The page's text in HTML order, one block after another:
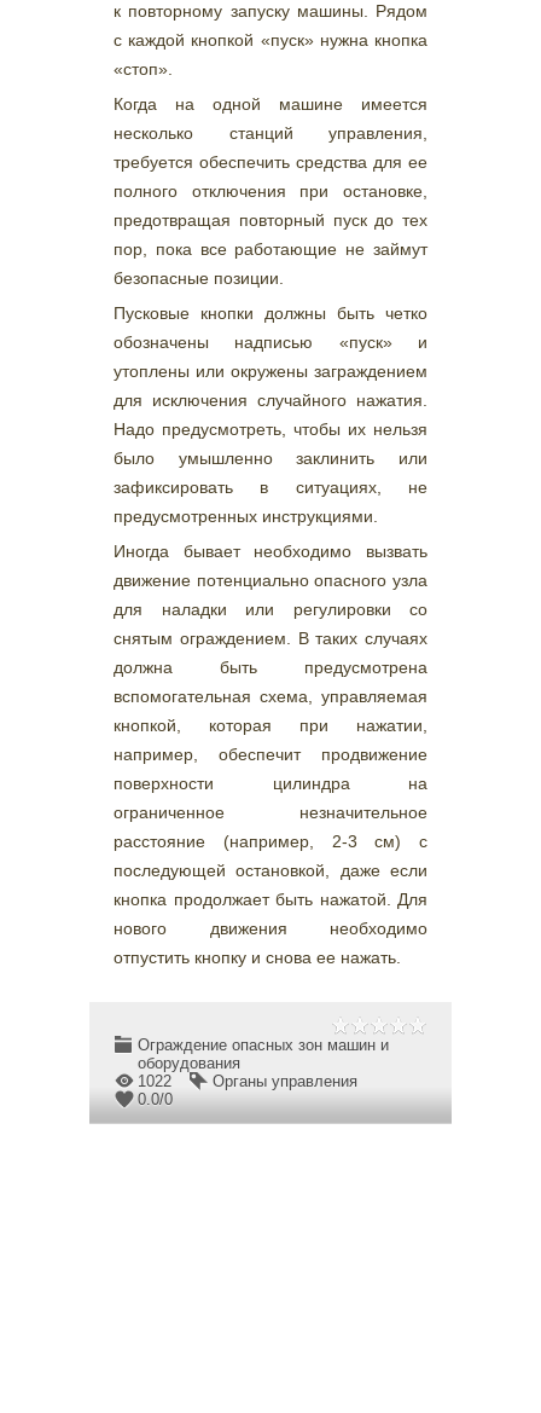
к повторному запуску машины. Рядом
с каждой кнопкой «пуск» нужна кнопка
«стоп».
Когда на одной машине имеется
несколько станций управления,
требуется обеспечить средства для ее
полного отключения при остановке,
предотвращая повторный пуск до тех
пор, пока все работающие не займут
безопасные позиции.
Пусковые кнопки должны быть четко
обозначены надписью «пуск» и
утоплены или окружены заграждением
для исключения случайного нажатия.
Надо предусмотреть, чтобы их нельзя
было умышленно заклинить или
зафиксировать в ситуациях, не
предусмотренных инструкциями.
Иногда бывает необходимо вызвать
движение потенциально опасного узла
для наладки или регулировки со
снятым ограждением. В таких случаях
должна быть предусмотрена
вспомогательная схема, управляемая
кнопкой, которая при нажатии,
например, обеспечит продвижение
поверхности цилиндра на
ограниченное незначительное
расстояние (например, 2-3 см) с
последующей остановкой, даже если
кнопка продолжает быть нажатой. Для
нового движения необходимо
отпустить кнопку и снова ее нажать.
Ограждение опасных зон машин и
оборудования
1022
Органы управления
0.0/0